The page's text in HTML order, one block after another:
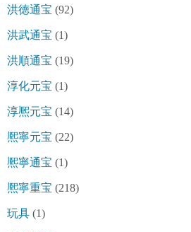
洪徳通宝 (92)
洪武通宝 (1)
洪順通宝 (19)
淳化元宝 (1)
淳熈元宝 (14)
熈寧元宝 (22)
熈寧通宝 (1)
熈寧重宝 (218)
玩具 (1)